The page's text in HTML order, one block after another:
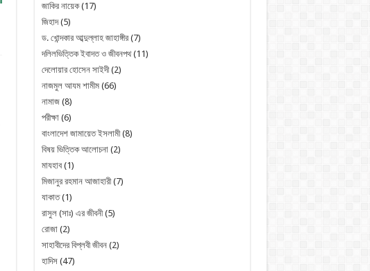
জাকির নায়েক(17)
জিহাদ(5)
ড. খোন্দকার আব্দুল্লাহ জাহাঙ্গীর(7)
দলিলভিত্তিক ইবাদত ও জীবনপথ(11)
দেলোয়ার হোসেন সাইদী(2)
নাজমুল আযম শামীম(66)
নামাজ(8)
পরীক্ষা(6)
বাংলাদেশ জামায়েত ইসলামী(8)
বিষয় ভিত্তিক আলোচনা(2)
মাযহাব(1)
মিজানুর রহমান আজাহারী(7)
যাকাত(1)
রাসুল (সাঃ) এর জীবনী(5)
রোজা(2)
সাহাবীদের বিপ্লবী জীবন(2)
হাদিস(47)